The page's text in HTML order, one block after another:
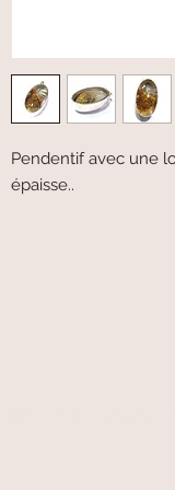
Pendentif avec une
épaisse..